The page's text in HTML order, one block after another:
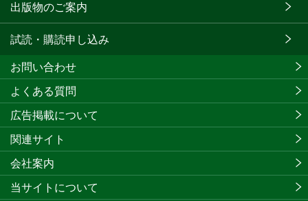
出版物のご案内
試読・購読申し込み
お問い合わせ
よくある質問
広告掲載について
関連サイト
会社案内
当サイトについて